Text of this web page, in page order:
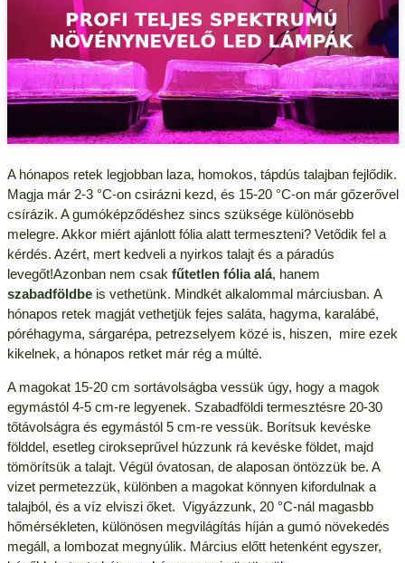
A hónapos retek legjobban laza, homokos, tápdús talajban fejlődik.
Magja már 2-3 °C-on csirázni kezd, és 15-20 °C-on már gőzerővel
csírázik. A gumóképződéshez sincs szüksége különösebb
melegre. Akkor miért ajánlott fólia alatt termeszteni? Vetődik fel a
kérdés. Azért, mert kedveli a nyirkos talajt és a páradús
levegőt!Azonban nem csak fűtetlen fólia alá, hanem
szabadföldbeis vethetünk. Mindkét alkalommal márciusban. A
hónapos retek magját vethetjük fejes saláta, hagyma, karalábé,
póréhagyma, sárgarépa, petrezselyem közé is, hiszen, mire ezek
kikelnek, a hónapos retket már rég a múlté.
A magokat 15-20 cm sortávolságba vessük úgy, hogy a magok
egymástól 4-5 cm-re legyenek. Szabadföldi termesztésre 20-30
tőtávolságra és egymástól 5 cm-re vessük. Borítsuk kevéske
földdel, esetleg cirokseprűvel húzzunk rá kevéske földet, majd
tömörítsük a talajt. Végül óvatosan, de alaposan öntözzük be. A
vizet permetezzük, különben a magokat könnyen kifordulnak a
talajból, és a víz elviszi őket. Vigyázzunk, 20 °C-nál magasbb
hőmérsékleten, különösen megvilágítás híján a gumó növekedés
megáll, a lombozat megnyúlik. Március előtt hetenként egyszer,